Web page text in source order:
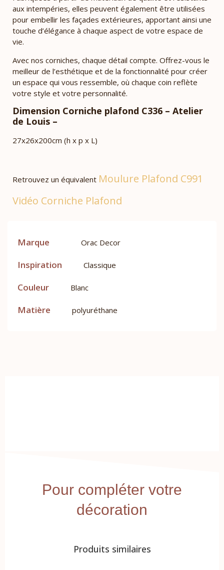
aux intempéries, elles peuvent également être utilisées
pour embellir les façades extérieures, apportant ainsi une
touche d’élégance à chaque aspect de votre espace de
vie.
Avec nos corniches, chaque détail compte. Offrez-vous le
meilleur de l’esthétique et de la fonctionnalité pour créer
un espace qui vous ressemble, où chaque coin reflète
votre style et votre personnalité.
Dimension Corniche plafond C336 – Atelier
de Louis –
27x26x200cm (h x p x L)
Retrouvez un équivalent Moulure Plafond C991
Vidéo Corniche Plafond
Marque Orac Decor
Inspiration Classique
Couleur Blanc
Matière polyuréthane
Pour compléter votre
décoration
Produits similaires